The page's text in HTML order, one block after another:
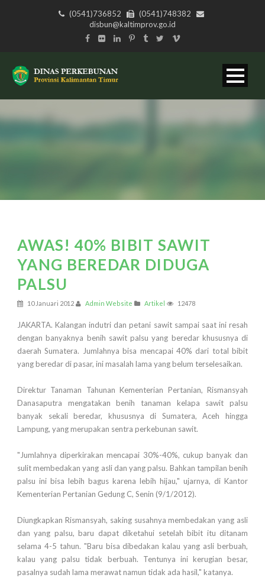
(0541)736852
(0541)748382
disbun@kaltimprov.go.id
AWAS! 40% BIBIT SAWIT
YANG BEREDAR DIDUGA
PALSU
10 Januari 2012 Admin Website Artikel 12478
JAKARTA. Kalangan indutri dan petani sawit sampai saat ini resah
dengan banyaknya benih sawit palsu yang beredar khususnya di
daerah Sumatera. Jumlahnya bisa mencapai 40% dari total bibit
yang beredar di pasar, ini masalah lama yang belum terselesaikan.
Direktur Tanaman Tahunan Kementerian Pertanian, Rismansyah
Danasaputra mengatakan benih tanaman kelapa sawit palsu
banyak sekali beredar, khususnya di Sumatera, Aceh hingga
Lampung, yang merupakan sentra perkebunan sawit.
"Jumlahnya diperkirakan mencapai 30%-40%, cukup banyak dan
sulit membedakan yang asli dan yang palsu. Bahkan tampilan benih
palsu ini bisa lebih bagus karena lebih hijau," ujarnya, di Kantor
Kementerian Pertanian Gedung C, Senin (9/1/2012).
Diungkapkan Rismansyah, saking susahnya membedakan yang asli
dan yang palsu, baru dapat diketahui setelah bibit itu ditanam
selama 4-5 tahun. "Baru bisa dibedakan kalau yang asli berbuah,
kalau yang palsu tidak berbuah. Tentunya ini kerugian besar,
pasalnya sudah lama merawat namun tidak ada hasil," katanya.